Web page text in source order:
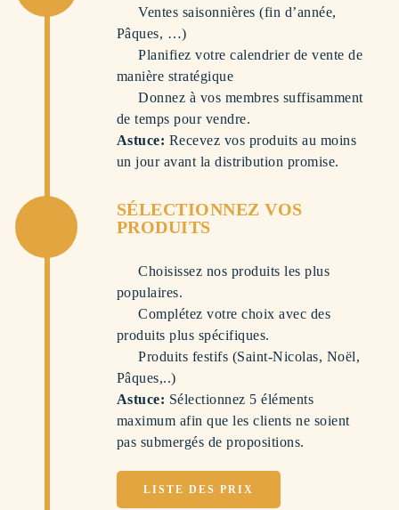
Ventes saisonnières (fin d’année,
Pâques, …)
Planifiez votre calendrier de vente de
manière stratégique
Donnez à vos membres suffisamment
de temps pour vendre.
Astuce: Recevez vos produits au moins
un jour avant la distribution promise.
SÉLECTIONNEZ VOS
PRODUITS
Choisissez nos produits les plus
populaires.
Complétez votre choix avec des
produits plus spécifiques.
Produits festifs (Saint-Nicolas, Noël,
Pâques,..)
Astuce: Sélectionnez 5 éléments
maximum afin que les clients ne soient
pas submergés de propositions.
LISTE DES PRIX